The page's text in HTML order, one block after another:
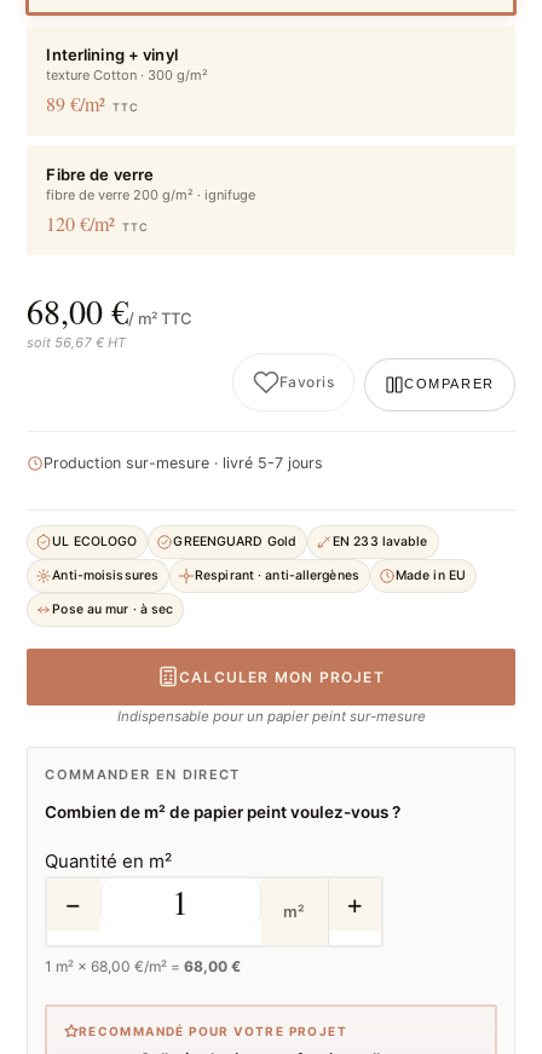
Interlining + vinyl
texture Cotton · 300 g/m²
89 €/m² TTC
Fibre de verre
fibre de verre 200 g/m² · ignifuge
120 €/m² TTC
68,00 €/ m² TTC
soit 56,67 € HT
Favoris COMPARER
Production sur-mesure · livré 5-7 jours
UL ECOLOGO GREENGUARD Gold EN 233 lavable
Anti-moisissures Respirant · anti-allergènes Made in EU
Pose au mur · à sec
CALCULER MON PROJET
Indispensable pour un papier peint sur-mesure
COMMANDER EN DIRECT
Combien de m² de papier peint voulez-vous ?
Quantité en m²
− m² +
1 m² ×68,00 €/m² =68,00 €
RECOMMANDÉ POUR VOTRE PROJET